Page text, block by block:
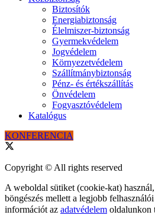
Biztosítók
Energiabiztonság
Élelmiszer-biztonság
Gyermekvédelem
Jogvédelem
Környezetvédelem
Szállítmánybiztonság
Pénz- és értékszállítás
Önvédelem
Fogyasztóvédelem
Katalógus
KONFERENCIA
Copyright © All rights reserved
A weboldal sütiket (cookie-kat)
böngészés mellett a legjobb
információt az adatvédelem oldalunkon